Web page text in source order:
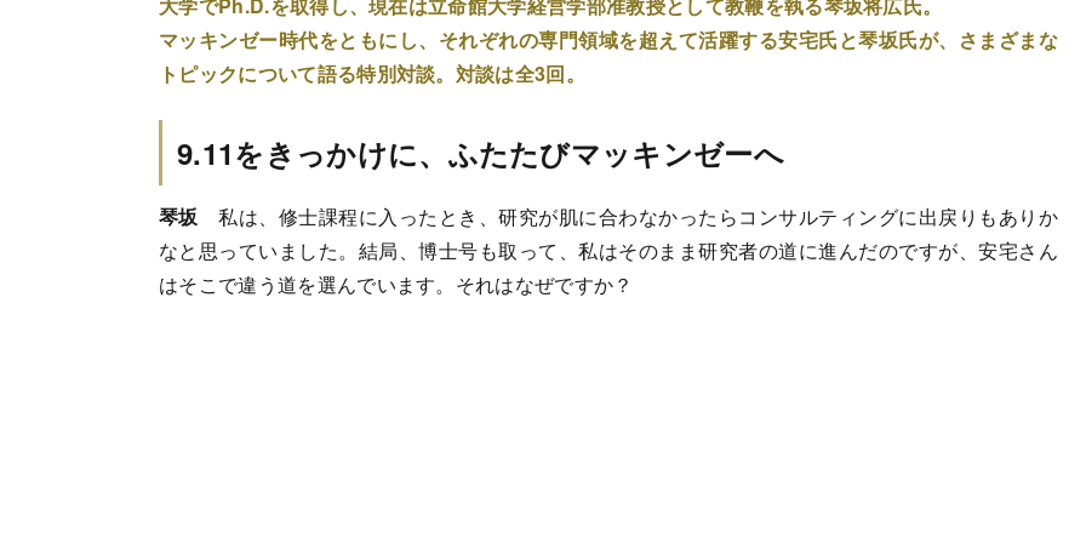
マッキンゼー時代をともにし、それぞれの専門領域を超えて活躍する安宅氏と琴坂氏が、さまざまな
トピックについて語る特別対談。対談は全3回。
9.11をきっかけに、ふたたびマッキンゼーへ
琴坂 私は、修士課程に入ったとき、研究が肌に合わなかったらコンサルティングに出戻りもありか
なと思っていました。結局、博士号も取って、私はそのまま研究者の道に進んだのですが、安宅さん
はそこで違う道を選んでいます。それはなぜですか？